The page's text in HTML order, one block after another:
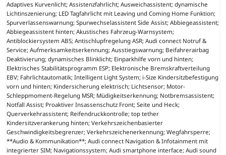
Adaptives Kurvenlicht; Assistenzfahrlicht; Ausweichassistent; dynamische
Lichtinszenierung; LED Tagfahrlicht mit Leaving und Coming Home Funktion;
Spurverlassenswarnung; Spurwechselassistent Side Assist; Abbiegeassistent;
Abbiegeassistent hinten; Akustisches Fahrzeug-Warnsystem;
Antiblockiersystem ABS; Antischlupfregelung ASR; Audi connect Notruf &
Service; Aufmerksamkeitserkennung; Ausstiegswarnung; Beifahrerairbag
Deaktivierung; dynamisches Blinklicht; Einparkhilfe vorn und hinten;
Elektrisches Stabilitätsprogramm ESP; Elektronische Bremskraftverteilung
EBV; Fahrlichtautomatik; Intelligent Light System; i-Size Kindersitzbefestigung
vorn und hinten; Kindersicherung elektrisch; Lichtsensor; Motor-
Schleppmoment-Regelung MSR; Müdigkeitserkennung; Notbremsassistent;
Notfall Assist; Proaktiver Insassenschutz Front; Seite und Heck;
Querverkehrassistent; Reifendruckkontrolle; top tether
Kindersitzverankerung hinten; Verkehrszeichenbasierter
Geschwindigkeitsbegrenzer; Verkehrszeichenerkennung; Wegfahrsperre;
**Audio & Kommunikation**; Audi connect Navigation & Infotainment mit
integrierter SIM; Navigationssystem; Audi smartphone interface; Audi sound